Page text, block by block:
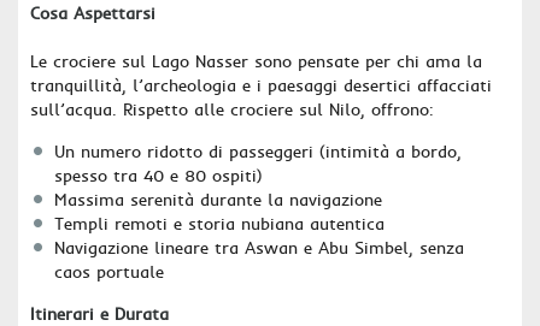
Cosa Aspettarsi
Le crociere sul Lago Nasser sono pensate per chi ama la
tranquillità, l’archeologia e i paesaggi desertici affacciati
sull’acqua. Rispetto alle crociere sul Nilo, offrono:
Un numero ridotto di passeggeri (intimità a bordo,
spesso tra 40 e 80 ospiti)
Massima serenità durante la navigazione
Templi remoti e storia nubiana autentica
Navigazione lineare tra Aswan e Abu Simbel, senza
caos portuale
Itinerari e Durata